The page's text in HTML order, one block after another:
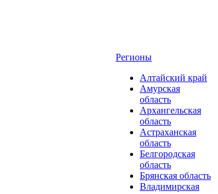
Регионы
Алтайский край
Амурская
область
Архангельская
область
Астраханская
область
Белгородская
область
Брянская область
Владимирская